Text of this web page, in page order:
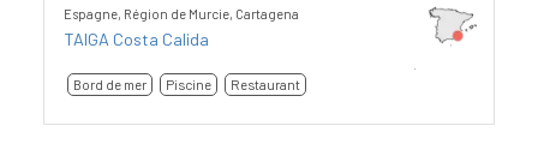
Espagne, Région de Murcie, Cartagena
TAIGA Costa Calida
Bord de mer Piscine Restaurant